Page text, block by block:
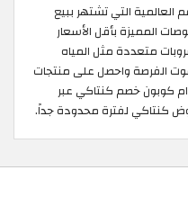
التي تشتهر ببيع
المميزة بأقل الأسعار
متعددة مثل المياه
الفرصة واحصل على منتجات
كوبون خصم كنتاكي عبر
كنتاكي لفترة محدودة جداً.